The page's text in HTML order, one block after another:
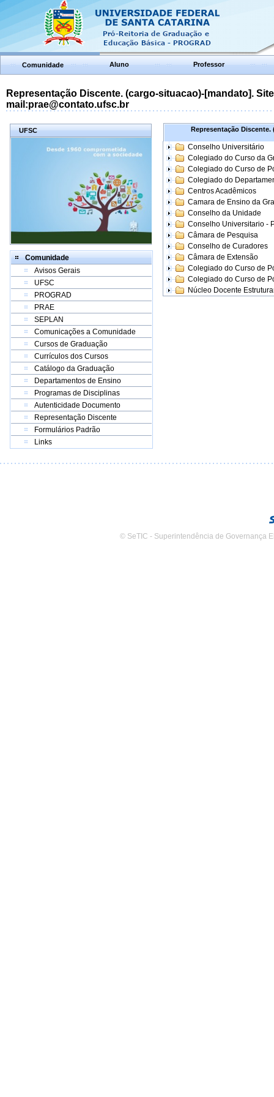
Comunidade Aluno Professor
Representação Discente. (cargo-situacao)-[mandato].
mail:prae@contato.ufsc.br
UFSC
Comunidade
Avisos Gerais
UFSC
PROGRAD
PRAE
SEPLAN
Comunicações a Comunidade
Cursos de Graduação
Currículos dos Cursos
Catálogo da Graduação
Departamentos de Ensino
Programas de Disciplinas
Autenticidade Documento
Representação Discente
Formulários Padrão
Links
Representação Discente.
Conselho Universitário
Colegiado do Curso da
Colegiado do Curso de
Colegiado do
Centros Acadêmicos
Camara de Ensino da
Conselho da Unidade
Conselho Universitario -
Câmara de Pesquisa
Conselho de Curadores
Câmara de Extensão
Colegiado do Curso de
Colegiado do Curso de
Núcleo Docente
© SeTIC - Superintendência de Governança